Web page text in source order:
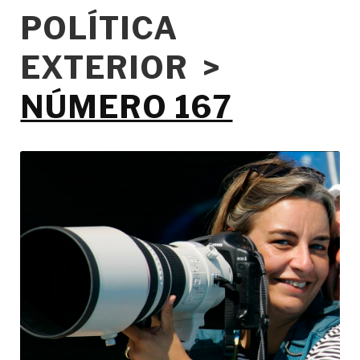
POLÍTICA
EXTERIOR >
NÚMERO 167